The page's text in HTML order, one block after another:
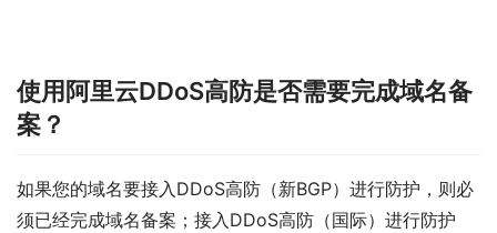
使用阿里云DDoS高防是否需要完成域名备
案？
如果您的域名要接入DDoS高防（新BGP）进行防护，则必
须已经完成域名备案；接入DDoS高防（国际）进行防护